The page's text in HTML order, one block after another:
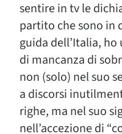
sentire in tv le
partito che sono in
guida dell’Italia, ho
di mancanza di
non (solo) nel suo
a discorsi
righe, ma nel suo
nell’accezione di